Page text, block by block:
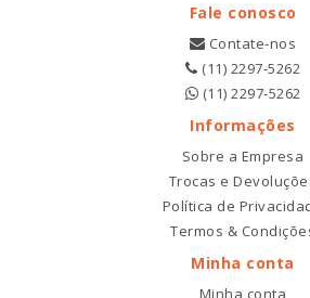
Fale conosco
Contate-nos
(11) 2297-5262
(11) 2297-5262
Informações
Sobre a Empresa
Trocas e
Política de
Termos &
Minha conta
Minha conta